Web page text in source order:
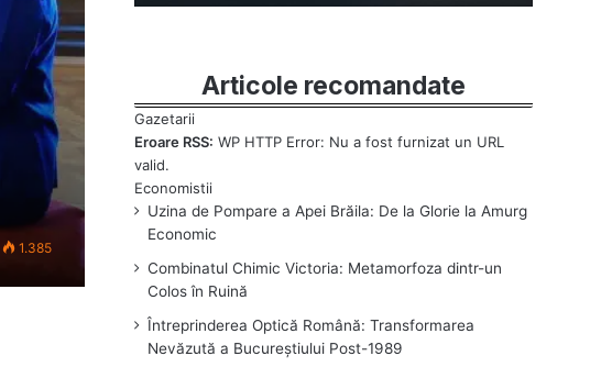
1.385
Articole recomandate
Eroare RSS: WP HTTP Error: Nu a fost furnizat un URL
valid.
Uzina de Pompare a Apei Brăila: De la Glorie la Amurg
Economic
Combinatul Chimic Victoria: Metamorfoza dintr-un
Colos în Ruină
Întreprinderea Optică Română: Transformarea
Nevăzută a Bucureștiului Post-1989